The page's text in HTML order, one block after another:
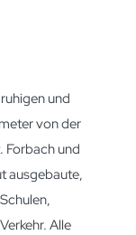
und
von der
und
ausgebaute,
Alle